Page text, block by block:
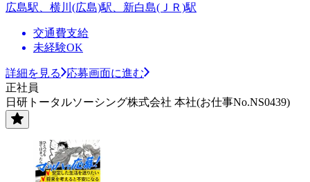
広島駅、横川(広島)駅、新白島(ＪＲ)駅
交通費支給
未経験OK
詳細を見る
応募画面に進む
正社員
日研トータルソーシング株式会社 本社(お仕事No.NS0439)